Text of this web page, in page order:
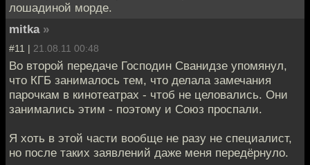
лошадиной морде.
mitka »
#11 | 21.08.11 00:48
Во второй передаче Господин Сванидзе упомянул,
что КГБ занималось тем, что делала замечания
парочкам в кинотеатрах - чтоб не целовались. Они
занимались этим - поэтому и Союз проспали.
Я хоть в этой части вообще не разу не специалист,
но после таких заявлений даже меня передёрнуло.